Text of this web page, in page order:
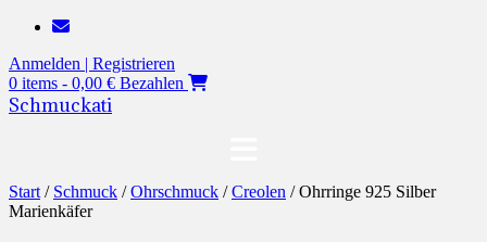
Zum
springen
Anmelden | Registrieren
0 items - 0,00 € Bezahlen
Schmuckati
Start / Schmuck /Ohrschmuck /Creolen / Ohrringe 925 Silber
Marienkäfer